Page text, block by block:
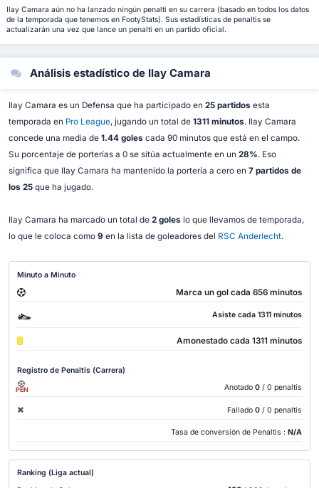
Ilay Camara aún no ha lanzado ningún penalti en su carrera (basado en todos los datos
de la temporada que tenemos en FootyStats). Sus estadísticas de penaltis se
actualizarán una vez que lance un penalti en un partido oficial.
Análisis estadístico de Ilay Camara
Ilay Camara es un Defensa que ha participado en 25 partidos esta
temporada en Pro League, jugando un total de 1311 minutos. Ilay Camara
concede una media de 1.44 goles cada 90 minutos que está en el campo.
Su porcentaje de porterías a 0 se sitúa actualmente en un 28%. Eso
significa que Ilay Camara ha mantenido la portería a cero en 7 partidos de
los 25que ha jugado.
Ilay Camara ha marcado un total de 2 goles lo que llevamos de temporada,
lo que le coloca como 9 en la lista de goleadores del RSC Anderlecht.
Minuto a Minuto
Marca un gol cada 656 minutos
Asiste cada 1311 minutos
Amonestado cada 1311 minutos
Registro de Penaltis (Carrera)
PEN Anotado 0 / 0 penaltis
Fallado 0 / 0 penaltis
Tasa de conversión de Penaltis : N/A
Ranking (Liga actual)